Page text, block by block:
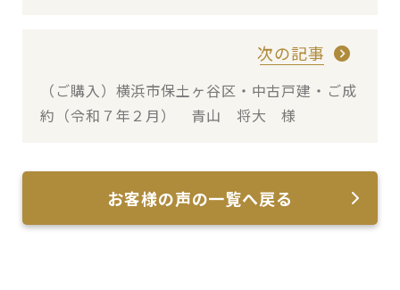
次の記事
（ご購入）横浜市保土ヶ谷区・中古戸建・ご成
約（令和７年２月） 青山 将大 様
お客様の声の一覧へ戻る